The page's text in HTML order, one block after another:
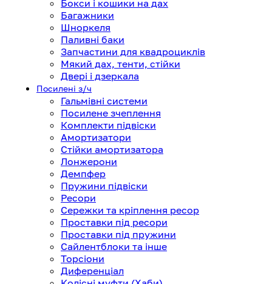
Бокси і кошики на дах
Багажники
Шноркеля
Паливні баки
Запчастини для квадроциклів
Мякий дах, тенти, стійки
Двері і дзеркала
Посилені з/ч
Гальмівні системи
Посилене зчеплення
Комплекти підвіски
Амортизатори
Стійки амортизатора
Лонжерони
Демпфер
Пружини підвіски
Ресори
Сережки та кріплення ресор
Проставки під ресори
Проставки під пружини
Сайлентблоки та інше
Торсіони
Диференціал